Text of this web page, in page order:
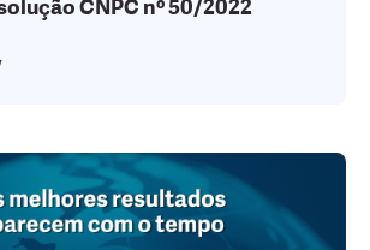
CNPC nº 50/2022